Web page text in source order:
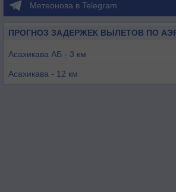
Метеонова в Telegram
ПРОГНОЗ ЗАДЕРЖЕК ВЫЛЕТОВ ПО
Асахикава АБ - 3 км
Асахикава - 12 км